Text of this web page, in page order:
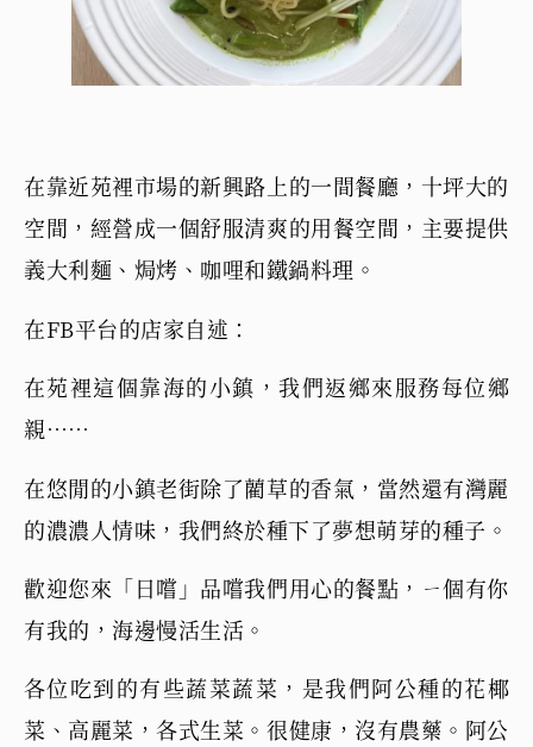
在靠近苑裡市場的新興路上的一間餐廳，十坪大的
空間，經營成一個舒服清爽的用餐空間，主要提供
義大利麵、焗烤、咖哩和鐵鍋料理。
在FB平台的店家自述：
在苑裡這個靠海的小鎮，我們返鄉來服務每位鄉
親……
在悠閒的小鎮老街除了藺草的香氣，當然還有灣麗
的濃濃人情味，我們終於種下了夢想萌芽的種子。
歡迎您來「日嚐」品嚐我們用心的餐點，ㄧ個有你
有我的，海邊慢活生活。
各位吃到的有些蔬菜蔬菜，是我們阿公種的花椰
菜、高麗菜，各式生菜。很健康，沒有農藥。阿公